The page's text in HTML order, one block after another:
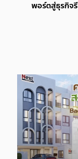
พอร์ตสู่ธุรกิจ